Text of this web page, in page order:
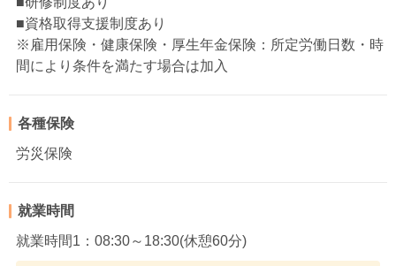
■資格取得支援制度あり
※雇用保険・健康保険・厚生年金保険：所定労働日数・時
間により条件を満たす場合は加入
各種保険
労災保険
就業時間
就業時間1：08:30～18:30(休憩60分)